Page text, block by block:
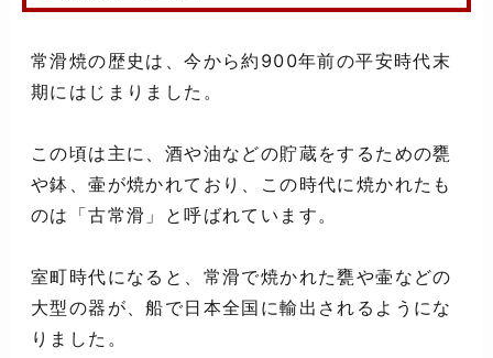
常滑焼の歴史は、今から約900年前の平安時代末
期にはじまりました。
この頃は主に、酒や油などの貯蔵をするための甕
や鉢、壷が焼かれており、この時代に焼かれたも
のは「古常滑」と呼ばれています。
室町時代になると、常滑で焼かれた甕や壷などの
大型の器が、船で日本全国に輸出されるようにな
りました。